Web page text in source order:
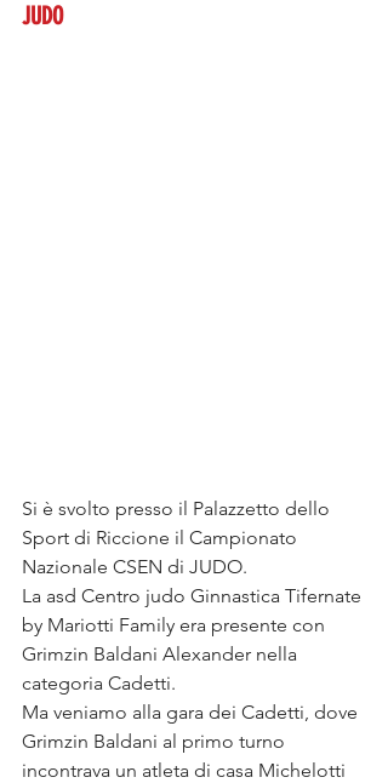
JUDO
Si è svolto presso il Palazzetto dello
Sport di Riccione il Campionato
Nazionale CSEN di JUDO.
La asd Centro judo Ginnastica Tifernate
by Mariotti Family era presente con
Grimzin Baldani Alexander nella
categoria Cadetti.
Ma veniamo alla gara dei Cadetti, dove
Grimzin Baldani al primo turno
incontrava un atleta di casa Michelotti